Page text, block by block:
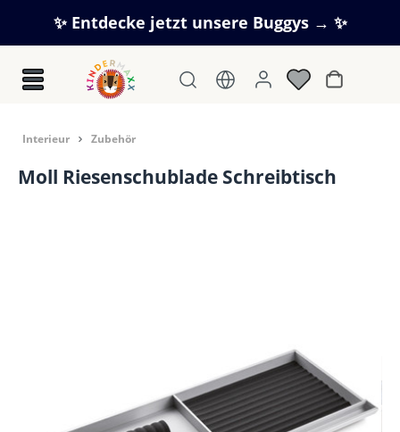
Zum Hauptinhalt springen
✨ Entdecke jetzt unsere Buggys → ✨
In­te­ri­eur Zubehör
Moll Riesenschublade Schreibtisch